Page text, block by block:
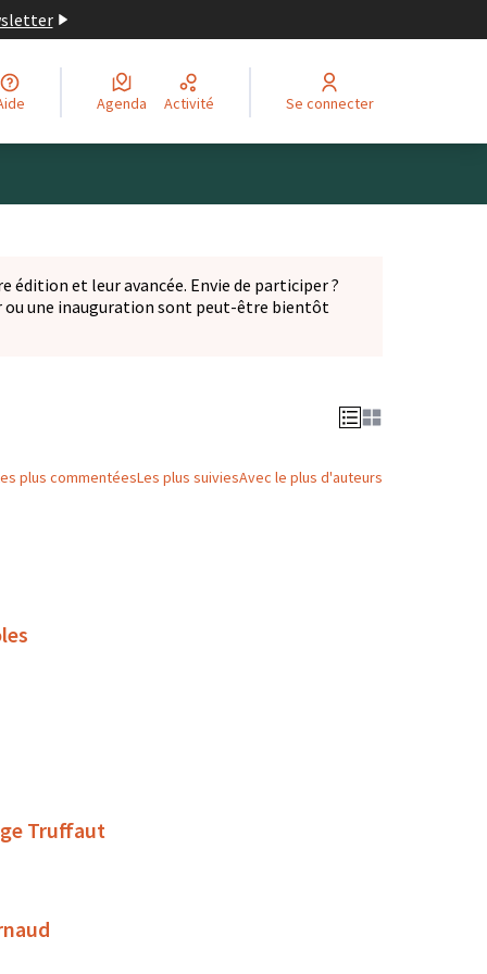
Aide Agenda Activité Se connecter
édition et leur avancée. Envie de participer ?
ou une inauguration sont peut-être bientôt
plus commentéesLes plus suiviesAvec le plus d'auteurs
Truffaut